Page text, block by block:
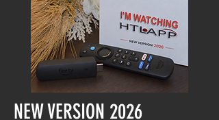
NEW VERSION 2026